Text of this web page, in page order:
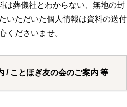
は葬儀社とわからない、無地の封
いただいた個人情報は資料の送付
くださいませ。
/ ことほぎ友の会のご案内 等